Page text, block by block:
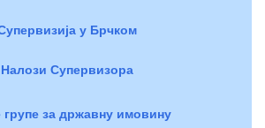
у Брчком
Налози Супервизора
групе за државну имовину